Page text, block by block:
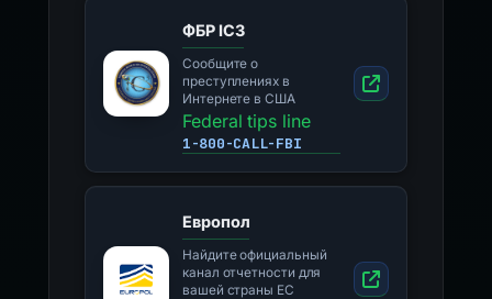
ФБР IC3
Сообщите о
преступлениях в
Интернете в США
Federal tips line
1-800-CALL-FBI
Европол
Найдите официальный
канал отчетности для
вашей страны ЕС